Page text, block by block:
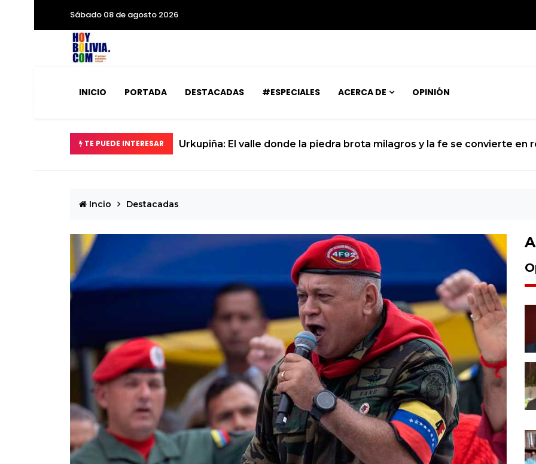
Sábado 08 de agosto 2026
INICIO PORTADA DESTACADAS #ESPECIALES ACERCA DE OPINIÓN
TE PUEDE INTERESAR
en realidad La ciencia se prepara para el histórico sobrevuelo
Incio Destacadas